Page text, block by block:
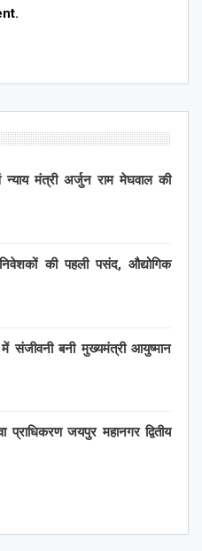
न्याय मंत्री अर्जुन राम मेघवाल की
की पहली पसंद, औद्योगिक
संजीवनी बनी मुख्यमंत्री आयुष्मान
प्राधिकरण जयपुर महानगर द्वितीय